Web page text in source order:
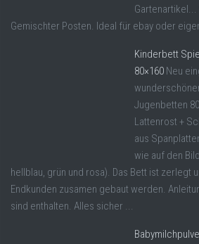
Gemischter Posten. Ideal für ebay oder
Kinderbett
80×160 Neu
Jugenbetten
Lattenrost +
aus
wie auf den
hellblau, grün und rosa). Das Bett ist zerlegt
Endkunden zusamen gebaut werden.
sind enthalten. Alles sicher ...